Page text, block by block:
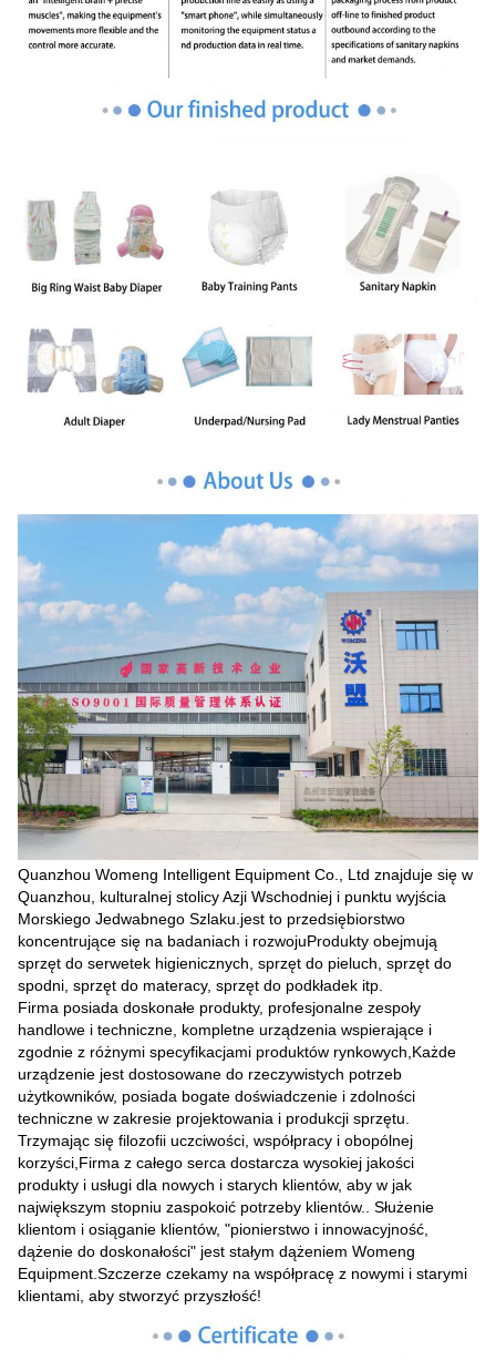
Quanzhou Womeng Intelligent Equipment Co., Ltd znajduje się w
Quanzhou, kulturalnej stolicy Azji Wschodniej i punktu wyjścia
Morskiego Jedwabnego Szlaku.jest to przedsiębiorstwo
koncentrujące się na badaniach i rozwojuProdukty obejmują
sprzęt do serwetek higienicznych, sprzęt do pieluch, sprzęt do
spodni, sprzęt do materacy, sprzęt do podkładek itp.
Firma posiada doskonałe produkty, profesjonalne zespoły
handlowe i techniczne, kompletne urządzenia wspierające i
zgodnie z różnymi specyfikacjami produktów rynkowych,Każde
urządzenie jest dostosowane do rzeczywistych potrzeb
użytkowników, posiada bogate doświadczenie i zdolności
techniczne w zakresie projektowania i produkcji sprzętu.
Trzymając się filozofii uczciwości, współpracy i obopólnej
korzyści,Firma z całego serca dostarcza wysokiej jakości
produkty i usługi dla nowych i starych klientów, aby w jak
największym stopniu zaspokoić potrzeby klientów.. Służenie
klientom i osiąganie klientów, "pionierstwo i innowacyjność,
dążenie do doskonałości" jest stałym dążeniem Womeng
Equipment.Szczerze czekamy na współpracę z nowymi i starymi
klientami, aby stworzyć przyszłość!